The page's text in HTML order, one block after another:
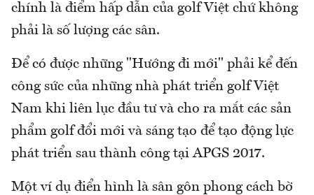
chính là điểm hấp dẫn của golf Việt chứ không
phải là số lượng các sân.
Để có được những "Hướng đi mới" phải kể đến
công sức của những nhà phát triển golf Việt
Nam khi liên lục đầu tư và cho ra mắt các sản
phẩm golf đổi mới và sáng tạo để tạo động lực
phát triển sau thành công tại APGS 2017.
Một ví dụ điển hình là sân gôn phong cách bờ